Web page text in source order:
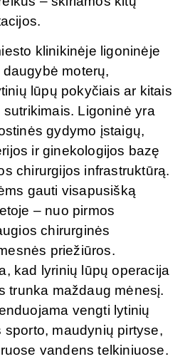
klinikinėje ligoninėje
moterų,
lūpų pokyčiais ar kitais
Ligoninė yra
gydymo įstaigų,
ir ginekologijos bazę
chirurgijos infrastruktūrą.
gauti visapusišką
– nuo pirmos
chirurginės
priežiūros.
kad lyrinių lūpų operacija
trunka maždaug mėnesį.
vengti lytinių
maudynių pirtyse,
vandens telkiniuose.